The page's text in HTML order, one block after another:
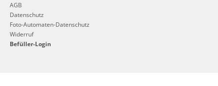
AGB
Datenschutz
Foto-Automaten-Datenschutz
Widerruf
Befüller-Login